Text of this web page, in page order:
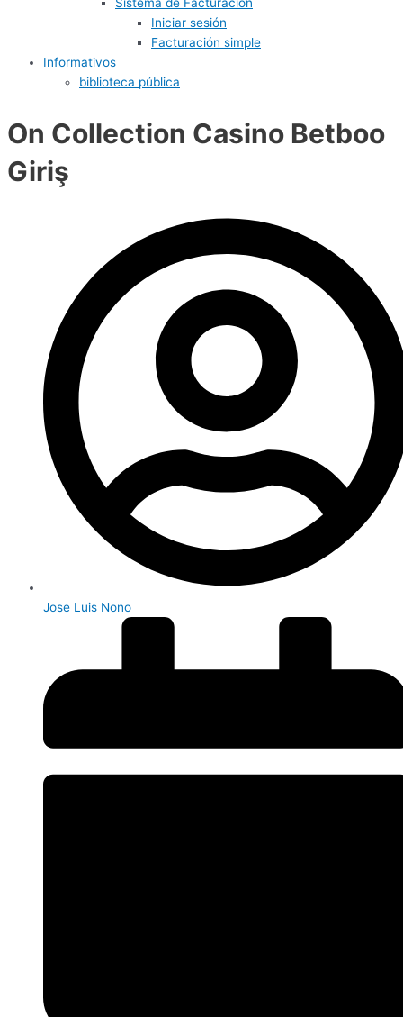
Sistema de Facturación
Iniciar sesión
Facturación simple
Informativos
biblioteca pública
On Collection Casino Betboo
Giriş
Jose Luis Nono